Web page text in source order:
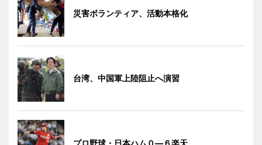
災害ボランティア、活動本格化
台湾、中国軍上陸阻止へ演習